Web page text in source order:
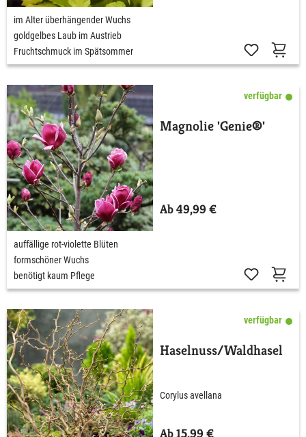
im Alter überhängender Wuchs
goldgelbes Laub im Austrieb
Fruchtschmuck im Spätsommer
verfügbar
Magnolie 'Genie®'
Ab 49,99 €
auffällige rot-violette Blüten
formschöner Wuchs
benötigt kaum Pflege
verfügbar
Haselnuss/Waldhasel
Corylus avellana
Ab 15,99 €